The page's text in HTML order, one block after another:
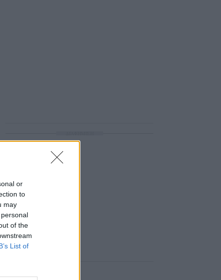
or
to
may
of the
List of